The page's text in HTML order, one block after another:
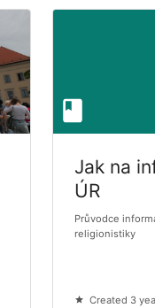
Jak na
ÚR
Průvodce
religionistiky
Created 3